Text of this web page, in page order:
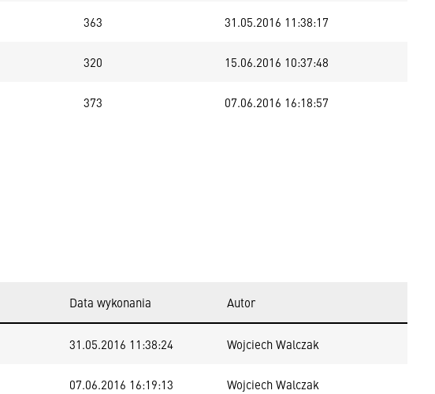
363 31.05.2016 11:38:17
320 15.06.2016 10:37:48
373 07.06.2016 16:18:57
Data wykonania Autor
31.05.2016 11:38:24 Wojciech Walczak
07.06.2016 16:19:13 Wojciech Walczak